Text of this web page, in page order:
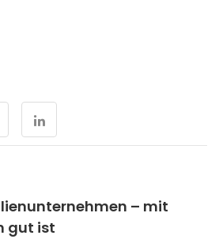
– mit
gut ist